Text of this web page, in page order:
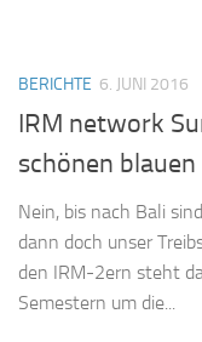
BERICHTE 6. JUNI 2016
IRM network
schönen blauen
Nein, bis nach Bali
dann doch unser
den IRM-2ern steht
Semestern um die...